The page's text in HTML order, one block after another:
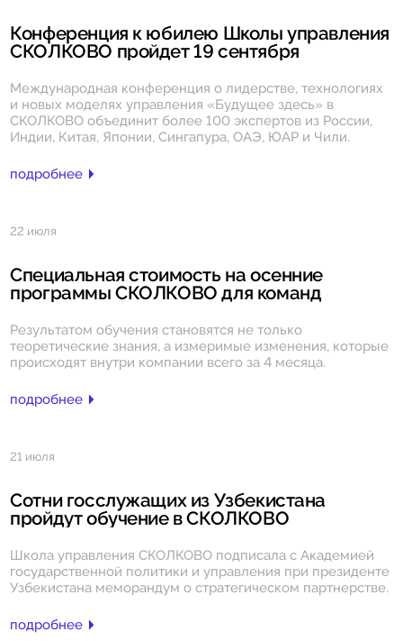
Конференция к юбилею Школы управления
СКОЛКОВО пройдет 19 сентября
Международная конференция о лидерстве, технологиях
и новых моделях управления «Будущее здесь» в
СКОЛКОВО объединит более 100 экспертов из России,
Индии, Китая, Японии, Сингапура, ОАЭ, ЮАР и Чили.
подробнее
22 июля
Специальная стоимость на осенние
программы СКОЛКОВО для команд
Результатом обучения становятся не только
теоретические знания, а измеримые изменения, которые
происходят внутри компании всего за 4 месяца.
подробнее
21 июля
Сотни госслужащих из Узбекистана
пройдут обучение в СКОЛКОВО
Школа управления СКОЛКОВО подписала с Академией
государственной политики и управления при президенте
Узбекистана меморандум о стратегическом партнерстве.
подробнее